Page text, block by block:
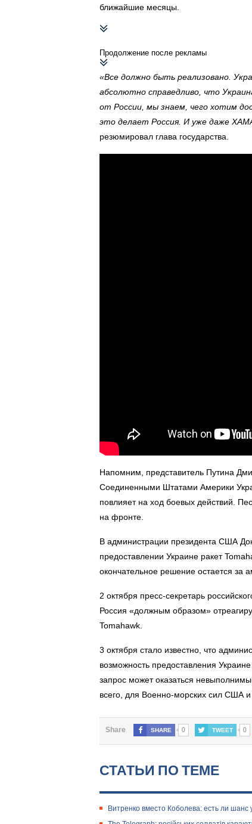
ближайшие месяцы.
Продолжение после рекламы
«Все должно быть реализовано.
абсолютно справедливо, что
от России, мы знаем, чего хотим
это делает Россия. И уже даже
резюмировал глава государства.
Напомним, представитель Путина
Соединенными Штатами Америки
повлияет на ход боевых действий.
на фронте.
В администрации президента США
предоставлении Украине ракет
окончательное решение остается за
2 октября пресс-секретарь
Россия «должным образом»
Tomahawk.
3 октября стало известно, что
возможность предоставления
запрос может оказаться
всего, для Военно-морских сил США и
Share SHARE 0 TWEET 0
СТАТЬИ ПО ТЕМЕ
Витренко вместо Коболева: есть ли